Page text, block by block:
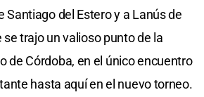
Santiago del Estero y a Lanús de
trajo un valioso punto de la
de Córdoba, en el único encuentro
hasta aquí en el nuevo torneo.